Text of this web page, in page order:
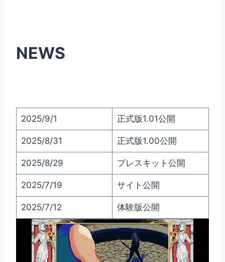
NEWS
2025/9/1 正式版1.01公開
2025/8/31 正式版1.00公開
2025/8/29 プレスキット公開
2025/7/19 サイト公開
2025/7/12 体験版公開